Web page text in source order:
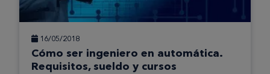
16/05/2018
Cómo ser ingeniero en automática.
Requisitos, sueldo y cursos